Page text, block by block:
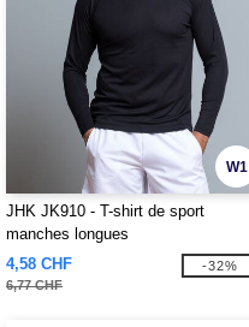
W1
JHK JK910 - T-shirt de sport
manches longues
4,58 CHF
6,77 CHF
-32%